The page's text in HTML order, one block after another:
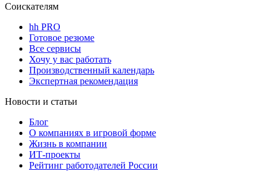
Соискателям
hh PRO
Готовое резюме
Все сервисы
Хочу у вас работать
Производственный календарь
Экспертная рекомендация
Новости и статьи
Блог
О компаниях в игровой форме
Жизнь в компании
ИТ-проекты
Рейтинг работодателей России